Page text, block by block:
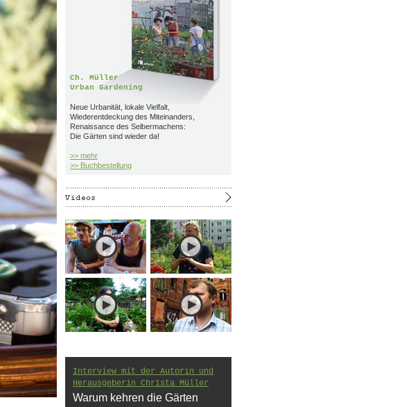
Ch. Müller
Urban Gardening
Neue Urbanität, lokale Vielfalt,
Wiederentdeckung des Miteinanders,
Renaissance des Selbermachens:
Die Gärten sind wieder da!
>> mehr
>> Buchbestellung
Interview mit der Autorin und
Herausgeberin Christa Müller
Warum kehren die Gärten